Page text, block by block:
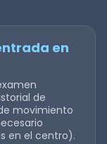
en
de
movimiento
en el centro).